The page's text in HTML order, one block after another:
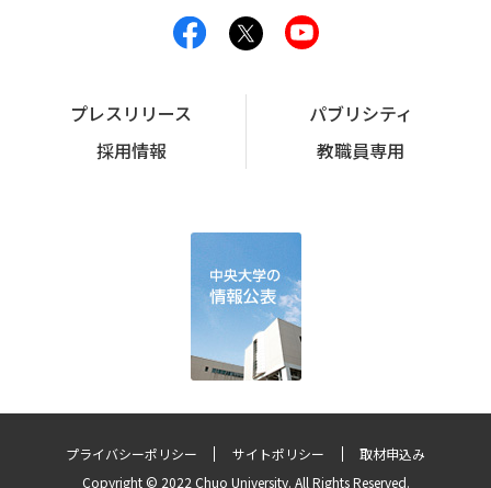
プレスリリース
パブリシティ
採用情報
教職員専用
プライバシーポリシー サイトポリシー
取材申込み
Copyright © 2022 Chuo University. All Rights Reserved.